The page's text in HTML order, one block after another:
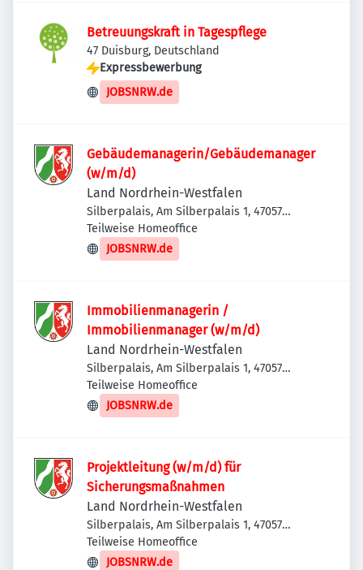
Betreuungskraft in Tagespflege
47 Duisburg, Deutschland
Expressbewerbung
JOBSNRW.de
Gebäudemanagerin/Gebäudemanager
(w/m/d)
Land Nordrhein-Westfalen
Silberpalais, Am Silberpalais 1, 47057
Duisburg, Deutschland
Teilweise Homeoffice
JOBSNRW.de
Immobilienmanagerin /
Immobilienmanager (w/m/d)
Land Nordrhein-Westfalen
Silberpalais, Am Silberpalais 1, 47057
Duisburg, Deutschland
Teilweise Homeoffice
JOBSNRW.de
Projektleitung (w/m/d) für
Sicherungsmaßnahmen
Land Nordrhein-Westfalen
Silberpalais, Am Silberpalais 1, 47057
Duisburg, Deutschland
Teilweise Homeoffice
JOBSNRW.de